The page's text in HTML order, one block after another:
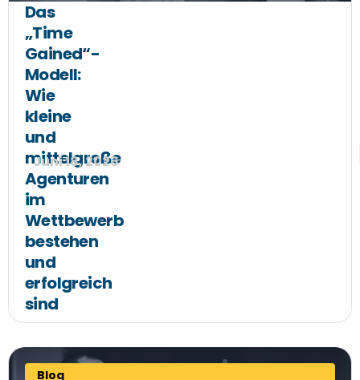
Das
„Time
Gained“-
Modell:
Wie
kleine
und
mittelgroße
Agenturen
im
Wettbewerb
bestehen
und
erfolgreich
sind
Juni 18, 2026
Blog